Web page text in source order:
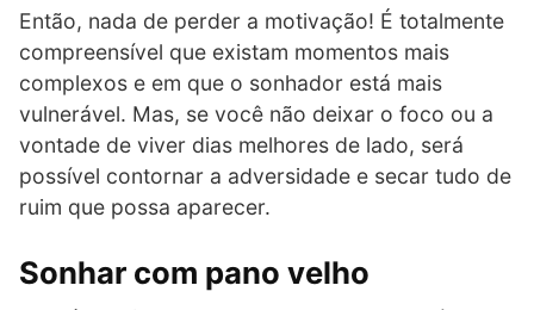
Então, nada de perder a motivação! É totalmente
compreensível que existam momentos mais
complexos e em que o sonhador está mais
vulnerável. Mas, se você não deixar o foco ou a
vontade de viver dias melhores de lado, será
possível contornar a adversidade e secar tudo de
ruim que possa aparecer.
Sonhar com pano velho